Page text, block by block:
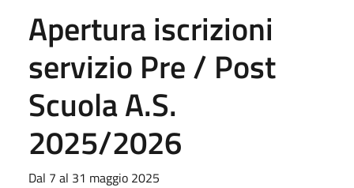
Apertura iscrizioni
servizio Pre / Post
Scuola A.S.
2025/2026
Dal 7 al 31 maggio 2025